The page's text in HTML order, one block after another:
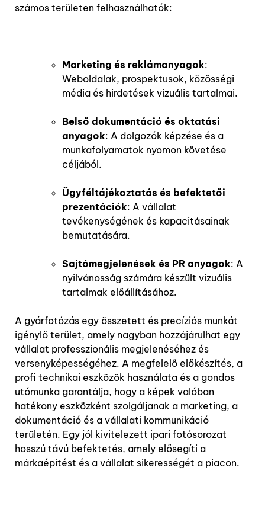
számos területen felhasználhatók:
Marketing és reklámanyagok:
Weboldalak, prospektusok, közösségi
média és hirdetések vizuális tartalmai.
Belső dokumentáció és oktatási
anyagok: A dolgozók képzése és a
munkafolyamatok nyomon követése
céljából.
Ügyféltájékoztatás és befektetői
prezentációk: A vállalat
tevékenységének és kapacitásainak
bemutatására.
Sajtómegjelenések és PR anyagok: A
nyilvánosság számára készült vizuális
tartalmak előállításához.
A gyárfotózás egy összetett és precíziós munkát
igénylő terület, amely nagyban hozzájárulhat egy
vállalat professzionális megjelenéséhez és
versenyképességéhez. A megfelelő előkészítés, a
profi technikai eszközök használata és a gondos
utómunka garantálja, hogy a képek valóban
hatékony eszközként szolgáljanak a marketing, a
dokumentáció és a vállalati kommunikáció
területén. Egy jól kivitelezett ipari fotósorozat
hosszú távú befektetés, amely elősegíti a
márkaépítést és a vállalat sikerességét a piacon.